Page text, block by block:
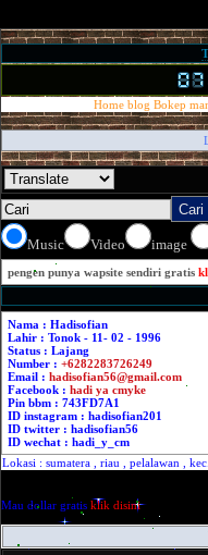
Home blog Bokep
Music Video image
pengen punya wapsite sendiri gratis
Nama : Hadisofian
Lahir : Tonok - 11- 02 - 1996
Status : Lajang
Number : +6282283726249
Email : hadisofian56@gmail.com
Facebook : hadi ya cmyke
Pin bbm : 743FD7A1
ID instagram : hadisofian201
ID twitter : hadisofian56
ID wechat : hadi_y_cm
Lokasi : sumatera , riau , pelalawan ,
Mau dollar gratis klik disini